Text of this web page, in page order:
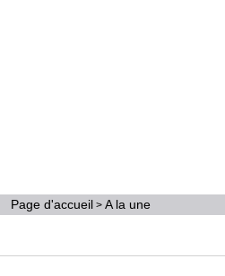
Page d'accueil > A la une